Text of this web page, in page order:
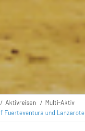
Aktivreisen
Multi-Aktiv
Fuerteventura und Lanzarote